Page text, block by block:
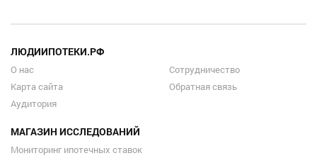
ЛЮДИИПОТЕКИ.РФ
О нас
Карта сайта
Аудитория
Сотрудничество
Обратная связь
МАГАЗИН ИССЛЕДОВАНИЙ
Мониторинг ипотечных ставок